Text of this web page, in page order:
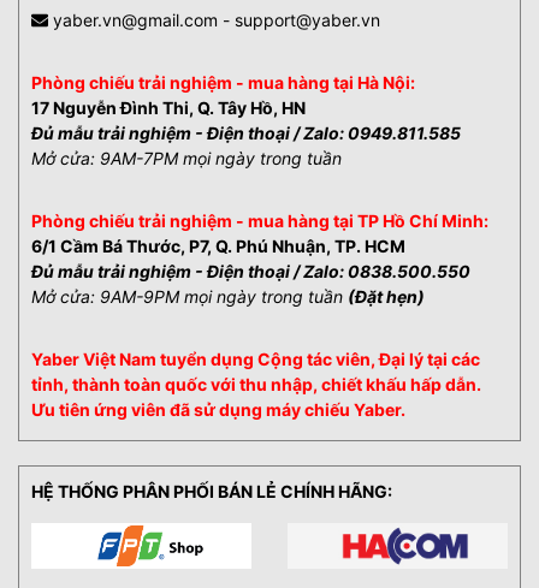
5. Khả năng kết nối với điện thoại và các thiết
6. Các tính năng tự động Auto-Focus, Auto-
Keystone hỗ trợ người dùng
7. Hệ thống âm thanh tích hợp của máy chiếu
8. Thương hiệu, hãng sản xuất và chế độ bảo
Máy chiếu mini thông minh Yaber và các công
nghệ nổi bật
yaber.vn@gmail.com - support@yaber.vn
Phòng chiếu trải nghiệm - mua hàng tại Hà Nội:
17 Nguyễn Đình Thi, Q. Tây Hồ, HN
Đủ mẫu trải nghiệm - Điện thoại / Zalo: 0949.811.585
Mở cửa: 9AM-7PM mọi ngày trong tuần
Phòng chiếu trải nghiệm - mua hàng tại TP Hồ Chí Minh:
6/1 Cầm Bá Thước, P7, Q. Phú Nhuận, TP. HCM
Đủ mẫu trải nghiệm - Điện thoại / Zalo: 0838.500.550
Mở cửa: 9AM-9PM mọi ngày trong tuần (Đặt hẹn)
Yaber Việt Nam tuyển dụng Cộng tác viên, Đại lý tại các
tỉnh, thành toàn quốc với thu nhập, chiết khấu hấp dẫn.
Ưu tiên ứng viên đã sử dụng máy chiếu Yaber.
HỆ THỐNG PHÂN PHỐI BÁN LẺ CHÍNH HÃNG: